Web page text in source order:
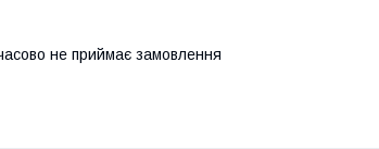
не приймає замовлення